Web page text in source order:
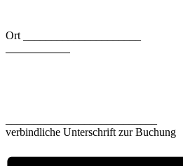
Ort
verbindliche Unterschrift zur Buchung